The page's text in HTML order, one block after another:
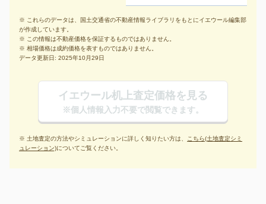
※ これらのデータは、国土交通省の不動産情報ライブラリをもとにイエウール編集部
が作成しています。
※ この情報は不動産価格を保証するものではありません。
※ 相場価格は成約価格を表すものではありません。
データ更新日: 2025年10月29日
イエウール机上査定価格を見る
※個人情報入力不要で閲覧できます。
※ 土地査定の方法やシミュレーションに詳しく知りたい方は、 こちら(土地査定シミ
ュレーション)についてご覧ください。